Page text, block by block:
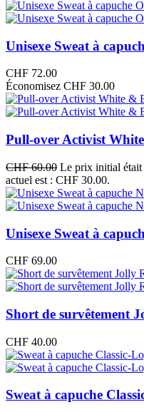
Unisexe Sweat à
CHF 72.00
Économisez CHF 30.00
Pull-over Activist
CHF60.00 Le prix initial
actuel est : CHF 30.00.
Unisexe Sweat à
CHF 69.00
Short de survêtement
CHF 40.00
Sweat à capuche